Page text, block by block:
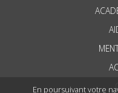
En poursuivant votre